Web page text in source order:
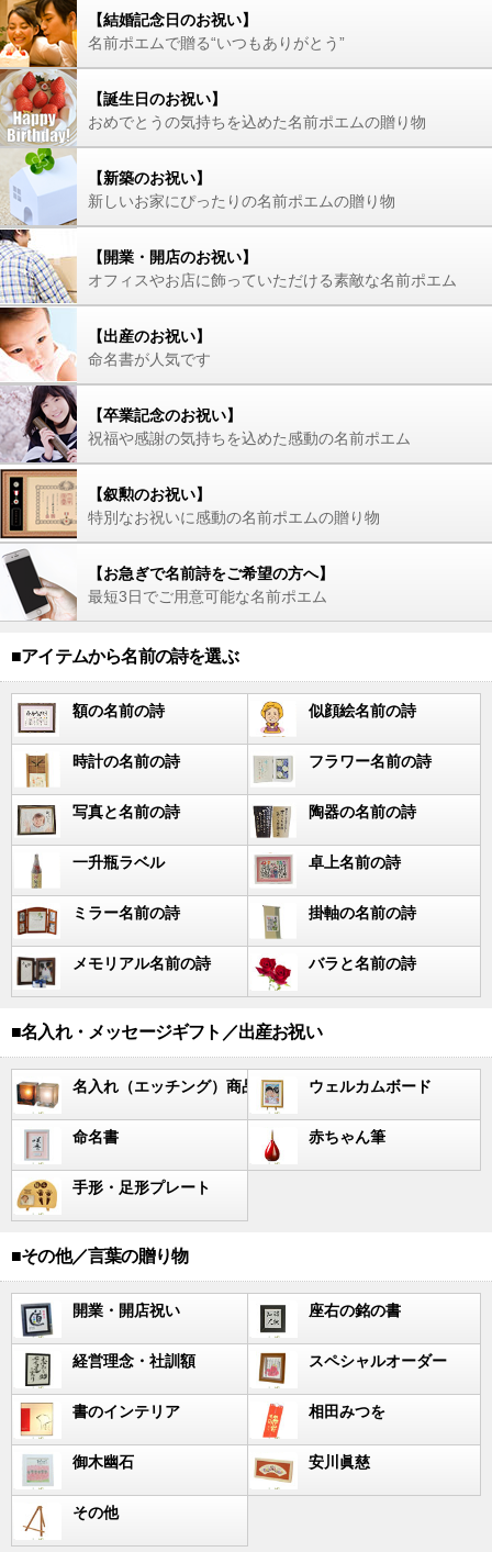
【結婚記念日のお祝い】
名前ポエムで贈る“いつもありがとう”
【誕生日のお祝い】
おめでとうの気持ちを込めた名前ポエムの贈り物
【新築のお祝い】
新しいお家にぴったりの名前ポエムの贈り物
【開業・開店のお祝い】
オフィスやお店に飾っていただける素敵な名前ポエム
【出産のお祝い】
命名書が人気です
【卒業記念のお祝い】
祝福や感謝の気持ちを込めた感動の名前ポエム
【叙勲のお祝い】
特別なお祝いに感動の名前ポエムの贈り物
【お急ぎで名前詩をご希望の方へ】
最短3日でご用意可能な名前ポエム
■アイテムから名前の詩を選ぶ
額の名前の詩 似顔絵名前の詩
時計の名前の詩 フラワー名前の詩
写真と名前の詩 陶器の名前の詩
一升瓶ラベル 卓上名前の詩
ミラー名前の詩 掛軸の名前の詩
メモリアル名前の詩 バラと名前の詩
■名入れ・メッセージギフト／出産お祝い
名入れ（エッチング）商品 ウェルカムボード
命名書 赤ちゃん筆
手形・足形プレート
■その他／言葉の贈り物
開業・開店祝い 座右の銘の書
経営理念・社訓額 スペシャルオーダー
書のインテリア 相田みつを
御木幽石 安川眞慈
その他